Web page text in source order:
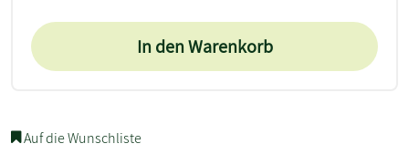
In den Warenkorb
Auf die Wunschliste